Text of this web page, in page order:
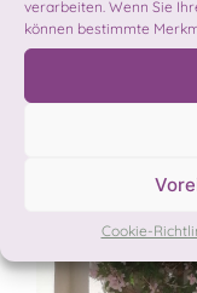
verarbeiten. Wenn Sie
können bestimmte
Cookie-